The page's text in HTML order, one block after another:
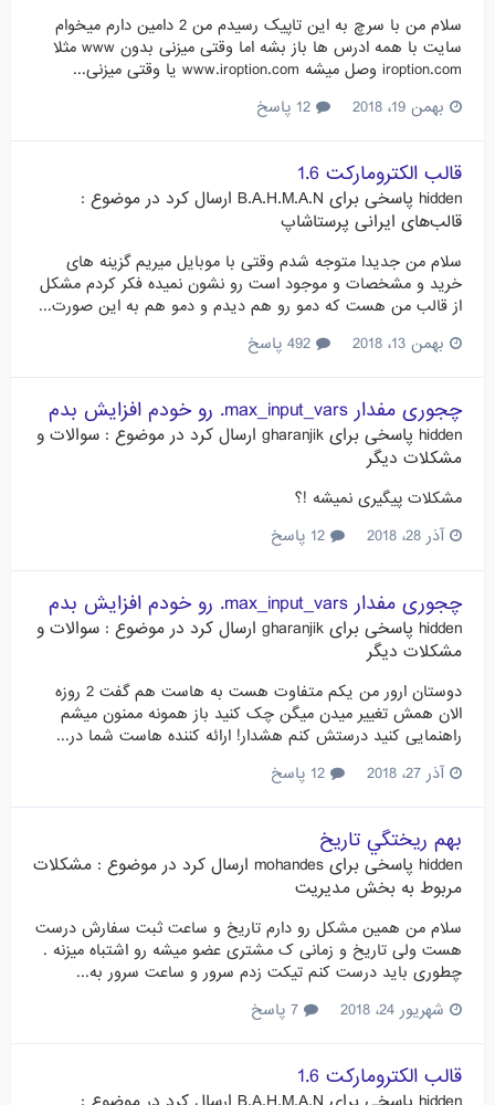
سلام من با سرچ به این تاپیک رسیدم من 2 دامین دارم میخوام
سایت با همه ادرس ها باز بشه اما وقتی میزنی بدون www مثلا
iroption.com وصل میشه www.iroption.com یا وقتی میزنی...
بهمن 19، 2018
قالب الکترومارکت 1.6
hidden پاسخی برای B.A.H.M.A.N ارسال کرد در موضوع :
قالب‌های ایرانی پرستاشاپ
سلام من جدیدا متوجه شدم وقتی با موبایل میریم گزینه های
خرید و مشخصات و موجود است رو نشون نمیده فکر کردم مشکل
از قالب من هست که دمو رو هم دیدم و دمو هم به این صورت...
بهمن 13، 2018
چجوری مفدار max_input_vars. رو خودم افزایش بدم
hidden پاسخی برای gharanjik ارسال کرد در موضوع : سوالات و
مشکلات دیگر
مشکلات پیگیری نمیشه !؟
آذر 28، 2018
چجوری مفدار max_input_vars. رو خودم افزایش بدم
hidden پاسخی برای gharanjik ارسال کرد در موضوع : سوالات و
مشکلات دیگر
دوستان ارور من یکم متفاوت هست به هاست هم گفت 2 روزه
الان همش تغییر میدن میگن چک کنید باز همونه ممنون میشم
راهنمایی کنید درستش کنم هشدار! ارائه کننده‌ هاست شما در...
آذر 27، 2018
بهم ريختگي تاريخ
hidden پاسخی برای mohandes ارسال کرد در موضوع : مشکلات
مربوط به بخش مدیریت
سلام من همین مشکل رو دارم تاریخ و ساعت ثبت سفارش درست
هست ولی تاریخ و زمانی ک مشتری عضو میشه رو اشتباه میزنه .
چطوری باید درست کنم تیکت زدم سرور و ساعت سرور به...
شهریور 24، 2018
قالب الکترومارکت 1.6